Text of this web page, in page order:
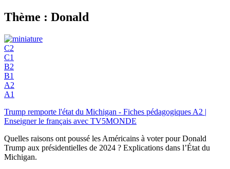
Thème : Donald
C2
C1
B2
B1
A2
A1
Trump remporte l'état du Michigan - Fiches pédagogiques A2 |
Enseigner le français avec TV5MONDE
Quelles raisons ont poussé les Américains à voter pour Donald
Trump aux présidentielles de 2024 ? Explications dans l’État du
Michigan.